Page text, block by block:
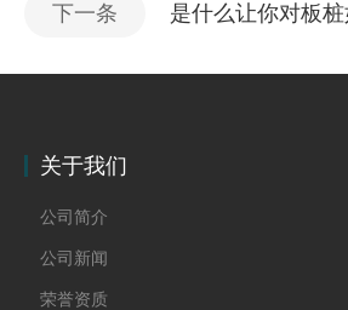
下一条 是什么让你对板
关于我们
公司简介
公司新闻
荣誉资质